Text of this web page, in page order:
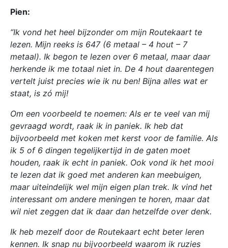
Pien:
“Ik vond het heel bijzonder om mijn Routekaart te
lezen. Mijn reeks is 647 (6 metaal – 4 hout – 7
metaal). Ik begon te lezen over 6 metaal, maar daar
herkende ik me totaal niet in. De 4 hout daarentegen
vertelt juist precies wie ik nu ben! Bijna alles wat er
staat, is zó mij!
Om een voorbeeld te noemen: Als er te veel van mij
gevraagd wordt, raak ik in paniek. Ik heb dat
bijvoorbeeld met koken met kerst voor de familie. Als
ik 5 of 6 dingen tegelijkertijd in de gaten moet
houden, raak ik echt in paniek. Ook vond ik het mooi
te lezen dat ik goed met anderen kan meebuigen,
maar uiteindelijk wel mijn eigen plan trek. Ik vind het
interessant om andere meningen te horen, maar dat
wil niet zeggen dat ik daar dan hetzelfde over denk.
Ik heb mezelf door de Routekaart echt beter leren
kennen. Ik snap nu bijvoorbeeld waarom ik ruzies